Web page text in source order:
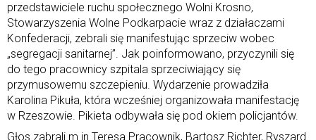
przedstawiciele ruchu społecznego Wolni Krosno,
Stowarzyszenia Wolne Podkarpacie wraz z działaczami
Konfederacji, zebrali się manifestując sprzeciw wobec
„segregacji sanitarnej”. Jak poinformowano, przyczynili się
do tego pracownicy szpitala sprzeciwiający się
przymusowemu szczepieniu. Wydarzenie prowadziła
Karolina Pikuła, która wcześniej organizowała manifestację
w Rzeszowie. Pikieta odbywała się pod okiem policjantów.
Głos zabrali m.in Teresa Pracownik, Bartosz Richter, Ryszard